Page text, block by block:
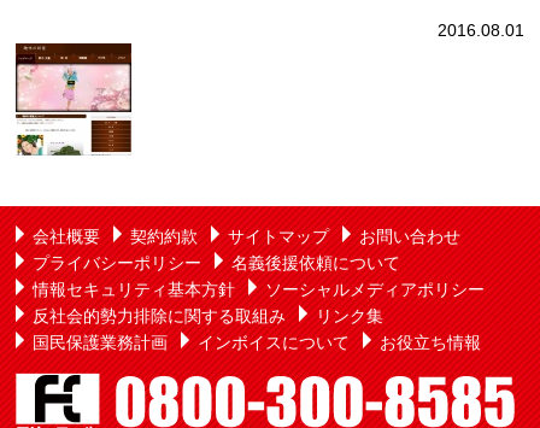
2016.08.01
会社概要 契約約款 サイトマップ
お問い合わせ
プライバシーポリシー
名義後援依頼について
情報セキュリティ基本方針
ソーシャルメディアポリシー
反社会的勢力排除に関する取組み
リンク集
国民保護業務計画
インボイスについて お役立ち情報